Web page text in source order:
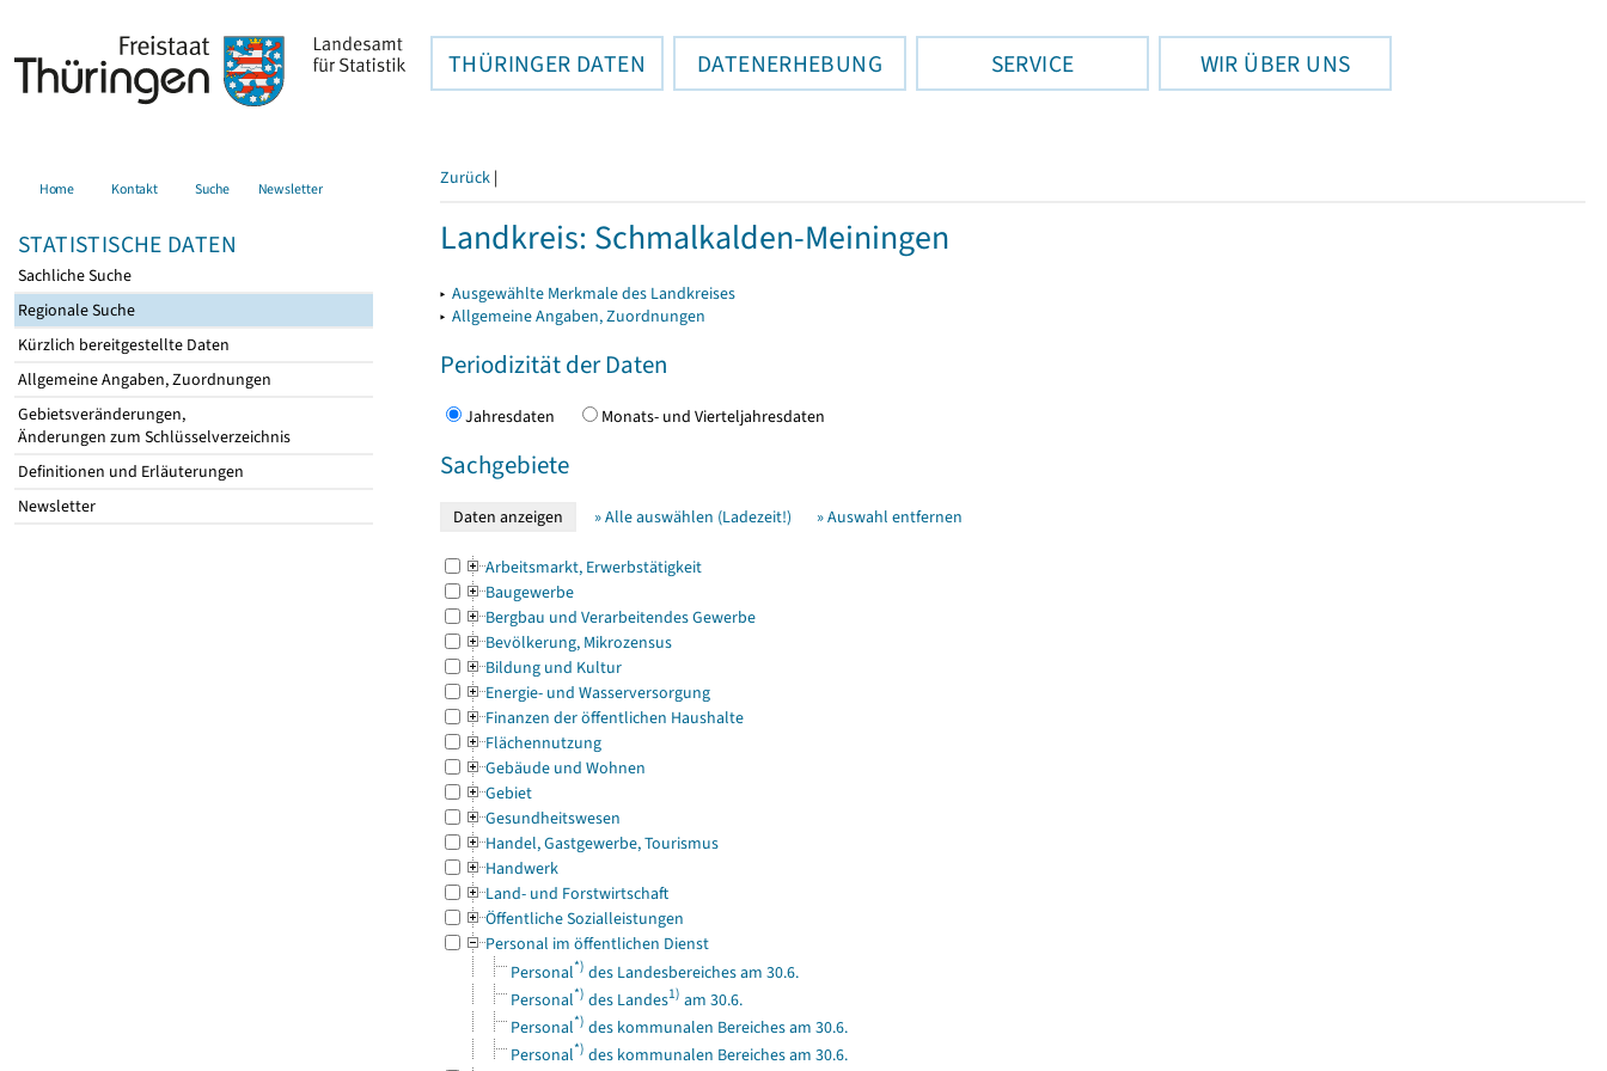
THÜRINGER DATEN DATENERHEBUNG SERVICE WIR ÜBER UNS
Home Kontakt Suche Newsletter
STATISTISCHE DATEN
Sachliche Suche
Regionale Suche
Kürzlich bereitgestellte Daten
Allgemeine Angaben, Zuordnungen
Gebietsveränderungen,
Änderungen zum Schlüsselverzeichnis
Definitionen und Erläuterungen
Newsletter
Zurück |
Landkreis: Schmalkalden-Meiningen
▸ Ausgewählte Merkmale des Landkreises
▸ Allgemeine Angaben, Zuordnungen
Periodizität der Daten
Jahresdaten Monats- und Vierteljahresdaten
Sachgebiete
» Alle auswählen (Ladezeit!) » Auswahl entfernen
Arbeitsmarkt, Erwerbstätigkeit
Baugewerbe
Bergbau und Verarbeitendes Gewerbe
Bevölkerung, Mikrozensus
Bildung und Kultur
Energie- und Wasserversorgung
Finanzen der öffentlichen Haushalte
Flächennutzung
Gebäude und Wohnen
Gebiet
Gesundheitswesen
Handel, Gastgewerbe, Tourismus
Handwerk
Land- und Forstwirtschaft
Öffentliche Sozialleistungen
Personal im öffentlichen Dienst
Personal*) des Landesbereiches am 30.6.
Personal*) des Landes1) am 30.6.
Personal*) des kommunalen Bereiches am 30.6.
Personal*) des kommunalen Bereiches am 30.6.